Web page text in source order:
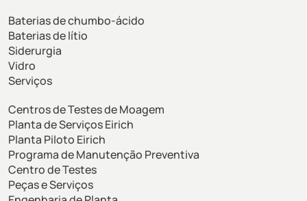
Baterias de chumbo-ácido
Baterias de lítio
Siderurgia
Vidro
Serviços
Centros de Testes de Moagem
Planta de Serviços Eirich
Planta Piloto Eirich
Programa de Manutenção Preventiva
Centro de Testes
Peças e Serviços